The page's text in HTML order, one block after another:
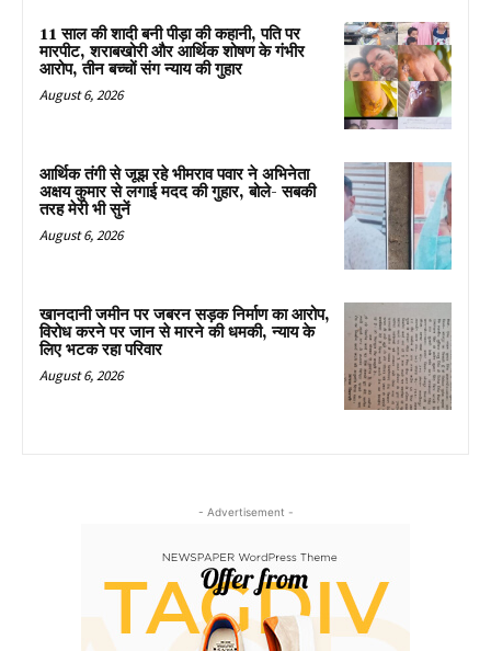
11 साल की शादी बनी पीड़ा की कहानी, पति पर
मारपीट, शराबखोरी और आर्थिक शोषण के गंभीर
आरोप, तीन बच्चों संग न्याय की गुहार
August 6, 2026
आर्थिक तंगी से जूझ रहे भीमराव पवार ने अभिनेता
अक्षय कुमार से लगाई मदद की गुहार, बोले- सबकी
तरह मेरी भी सुनें
August 6, 2026
खानदानी जमीन पर जबरन सड़क निर्माण का आरोप,
विरोध करने पर जान से मारने की धमकी, न्याय के
लिए भटक रहा परिवार
August 6, 2026
- Advertisement -